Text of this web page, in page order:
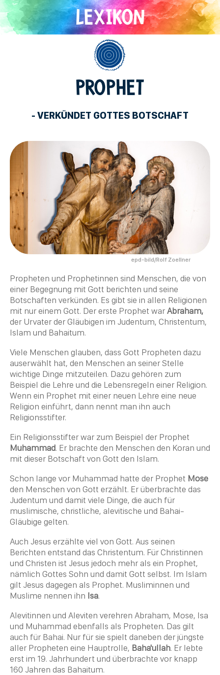
Direkt
zum
Inhalt
PROPHET
- VERKÜNDET GOTTES BOTSCHAFT
epd-bild/Rolf Zoellner
Propheten und Prophetinnen sind Menschen, die von
einer Begegnung mit Gott berichten und seine
Botschaften verkünden. Es gibt sie in allen Religionen
mit nur einem Gott. Der erste Prophet warAbraham,
der Urvater der Gläubigen im Judentum, Christentum,
Islam und Bahaitum.
Viele Menschen glauben, dass Gott Propheten dazu
auserwählt hat, den Menschen an seiner Stelle
wichtige Dinge mitzuteilen. Dazu gehören zum
Beispiel die Lehre und die Lebensregeln einer Religion.
Wenn ein Prophet mit einer neuen Lehre eine neue
Religion einführt, dann nennt man ihn auch
Religionsstifter.
Ein Religionsstifterwar zum Beispiel der Prophet
Muhammad. Er brachte den Menschen den Koran und
mit dieser Botschaft von Gott den Islam.
Schon lange vor Muhammad hatte der Prophet Mose
den Menschen von Gott erzählt. Er überbrachte das
Judentum und damit viele Dinge, die auch für
muslimische, christliche, alevitische und Bahai-
Gläubige gelten.
Auch Jesus erzählte viel von Gott. Aus seinen
Berichten entstand das Christentum. Für Christinnen
und Christen ist Jesus jedoch mehr als ein Prophet,
nämlich Gottes Sohn und damit Gott selbst. Im Islam
gilt Jesus dagegen als Prophet. Musliminnen und
Muslime nennen ihn Isa.
Alevitinnen und Aleviten verehren Abraham, Mose, Isa
und Muhammad ebenfalls als Propheten. Das gilt
auch für Bahai. Nur für sie spielt daneben der jüngste
aller Propheten eine Hauptrolle, Baha'ullah. Er lebte
erst im 19. Jahrhundert und überbrachte vor knapp
160 Jahren das Bahaitum.